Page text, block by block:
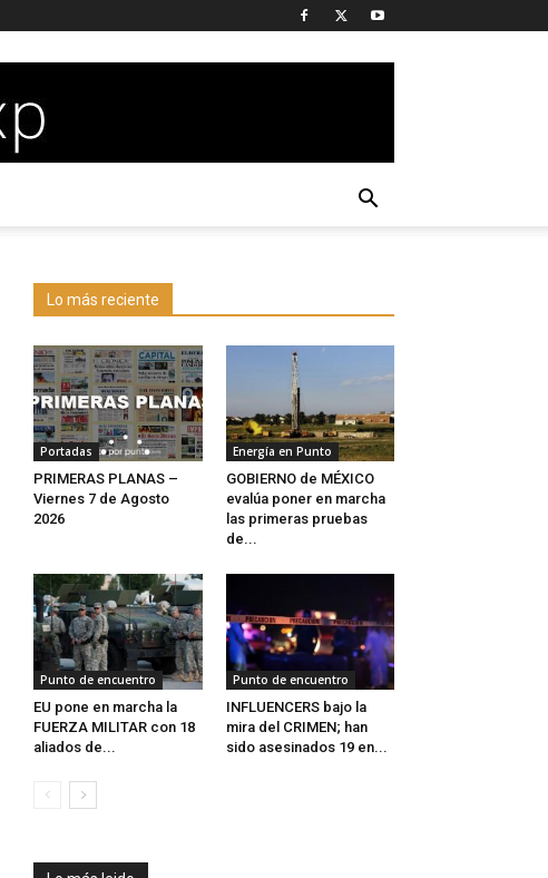
Lo más reciente
Portadas
PRIMERAS PLANAS –
Viernes 7 de Agosto
2026
Energía en Punto
GOBIERNO de MÉXICO
evalúa poner en marcha
las primeras pruebas
de...
Punto de encuentro
EU pone en marcha la
FUERZA MILITAR con 18
aliados de...
Punto de encuentro
INFLUENCERS bajo la
mira del CRIMEN; han
sido asesinados 19 en...